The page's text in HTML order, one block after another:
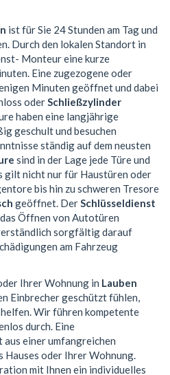
ist für Sie 24 Stunden am Tag und
Durch den lokalen Standort in
Monteur eine kurze
Eine zugezogene oder
Minuten geöffnet und dabei
oderSchließzylinder
haben eine langjährige
geschult und besuchen
ständig auf dem neusten
sind in der Lage jede Türe und
gilt nicht nur für Haustüren oder
bis hin zu schweren Tresore
geöffnet. DerSchlüsseldienst
Öffnen von Autotüren
sorgfältig darauf
am Fahrzeug
Ihrer Wohnung in Lauben
Einbrecher geschützt fühlen,
helfen. Wir führen kompetente
durch. Eine
einer umfangreichen
Hauses oder Ihrer Wohnung.
mit Ihnen ein individuelles